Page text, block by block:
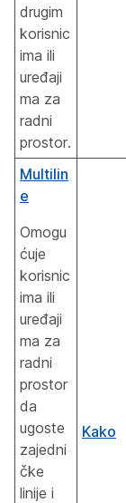
drugim
korisnic
ima ili
uređaji
ma za
radni
prostor.
Multilin
e
Omogu
ćuje
korisnic
ima ili
uređaji
ma za
radni
prostor
da
ugoste
zajedni
čke
linije i
Kako